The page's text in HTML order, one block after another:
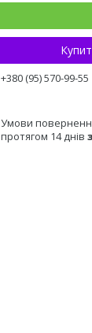
+380 (95) 570-99-55
протягом 14 днів